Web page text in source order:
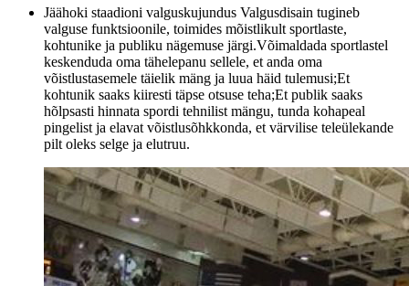
Jäähoki staadioni valguskujundus Valgusdisain tugineb
valguse funktsioonile, toimides mõistlikult sportlaste,
kohtunike ja publiku nägemuse järgi.Võimaldada sportlastel
keskenduda oma tähelepanu sellele, et anda oma
võistlustasemele täielik mäng ja luua häid tulemusi;Et
kohtunik saaks kiiresti täpse otsuse teha;Et publik saaks
hõlpsasti hinnata spordi tehnilist mängu, tunda kohapeal
pingelist ja elavat võistlusõhkkonda, et värvilise teleülekande
pilt oleks selge ja elutruu.